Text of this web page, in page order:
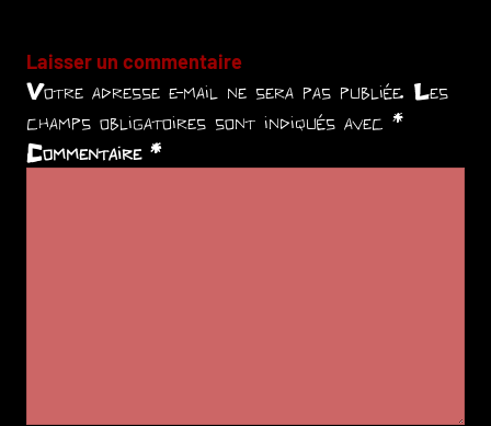
Laisser un commentaire
Votre adresse e-mail ne sera pas publiée. Les
champs obligatoires sont indiqués avec *
Commentaire *